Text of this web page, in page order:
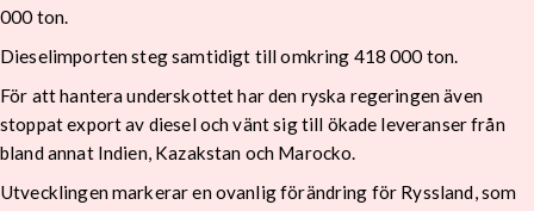
000 ton.
Dieselimporten steg samtidigt till omkring 418 000 ton.
För att hantera underskottet har den ryska regeringen även
stoppat export av diesel och vänt sig till ökade leveranser från
bland annat Indien, Kazakstan och Marocko.
Utvecklingen markerar en ovanlig förändring för Ryssland, som